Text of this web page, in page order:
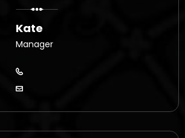
Kate
Manager